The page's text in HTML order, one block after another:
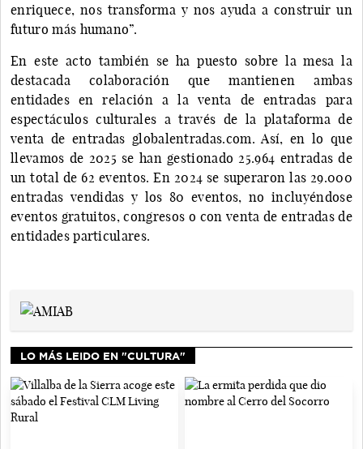
enriquece, nos transforma y nos ayuda a construir un
futuro más humano”.
En este acto también se ha puesto sobre la mesa la
destacada colaboración que mantienen ambas
entidades en relación a la venta de entradas para
espectáculos culturales a través de la plataforma de
venta de entradas globalentradas.com. Así, en lo que
llevamos de 2025 se han gestionado 25.964 entradas de
un total de 62 eventos. En 2024 se superaron las 29.000
entradas vendidas y los 80 eventos, no incluyéndose
eventos gratuitos, congresos o con venta de entradas de
entidades particulares.
LO MÁS LEIDO EN "CULTURA"